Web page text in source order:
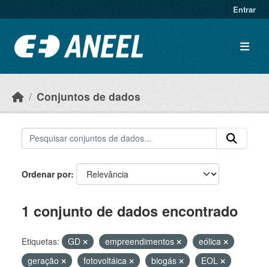
Entrar
Conjuntos de dados
Ordenar por
1 conjunto de dados encontrado
Etiquetas: GD empreendimentos
eólica
geração
fotovoltáica biogás
EOL